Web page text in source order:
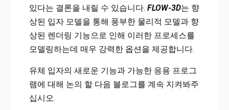
있다는 결론을 내릴 수 있습니다. FLOW-3D는 향
상된 입자 모델을 통해 풍부한 물리적 모델과 향
상된 렌더링 기능으로 인해 이러한 프로세스를
모델링하는데 매우 강력한 옵션을 제공합니다.
유체 입자의 새로운 기능과 가능한 응용 프로그
램에 대해 논의 할 다음 블로그를 계속 지켜봐주
십시오.